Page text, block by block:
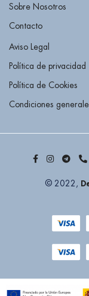
Sobre Nosotros
Contacto
Aviso Legal
Política de privacidad
Política de Cookies
Condiciones
© 2022,